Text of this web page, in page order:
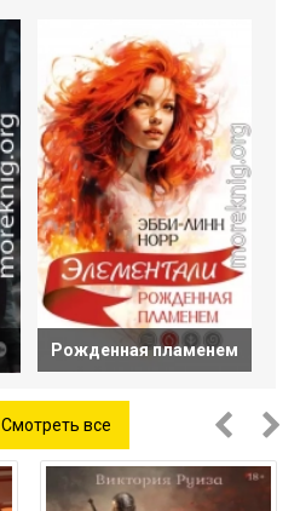
Рожденная пламенем
Смотреть все